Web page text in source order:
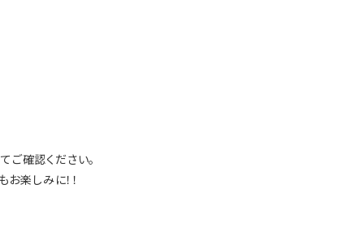
確認ください。
楽しみに！！